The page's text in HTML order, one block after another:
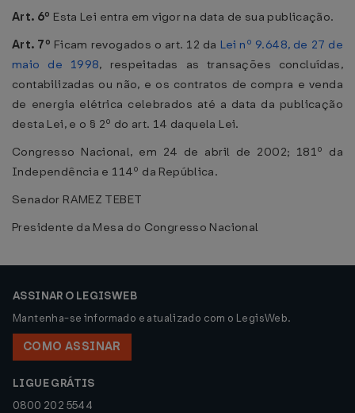
Art. 6º Esta Lei entra em vigor na data de sua publicação.
Art. 7º Ficam revogados o art. 12 da Lei nº 9.648, de 27 de
maio de 1998, respeitadas as transações concluídas,
contabilizadas ou não, e os contratos de compra e venda
de energia elétrica celebrados até a data da publicação
desta Lei, e o § 2º do art. 14 daquela Lei.
Congresso Nacional, em 24 de abril de 2002; 181º da
Independência e 114º da República.
Senador RAMEZ TEBET
Presidente da Mesa do Congresso Nacional
ASSINAR O LEGISWEB
Mantenha-se informado e atualizado com o LegisWeb.
COMO ASSINAR
LIGUE GRÁTIS
0800 202 5544